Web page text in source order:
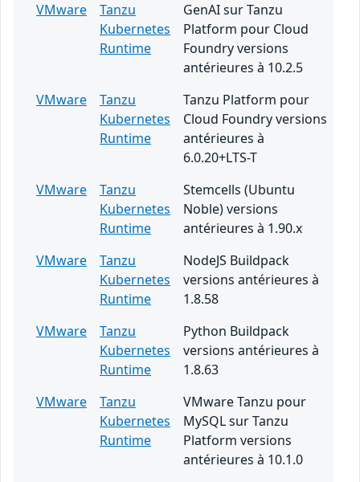
VMware
Tanzu
Kubernetes
Runtime
GenAI sur Tanzu
Platform pour Cloud
Foundry versions
antérieures à 10.2.5
VMware
Tanzu
Kubernetes
Runtime
Tanzu Platform pour
Cloud Foundry versions
antérieures à
6.0.20+LTS-T
VMware
Tanzu
Kubernetes
Runtime
Stemcells (Ubuntu
Noble) versions
antérieures à 1.90.x
VMware
Tanzu
Kubernetes
Runtime
NodeJS Buildpack
versions antérieures à
1.8.58
VMware
Tanzu
Kubernetes
Runtime
Python Buildpack
versions antérieures à
1.8.63
VMware
Tanzu
Kubernetes
Runtime
VMware Tanzu pour
MySQL sur Tanzu
Platform versions
antérieures à 10.1.0